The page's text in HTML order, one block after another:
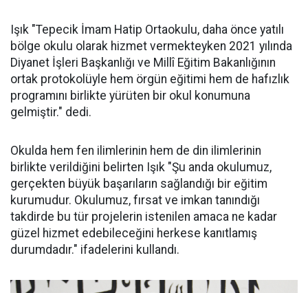
Işık "Tepecik İmam Hatip Ortaokulu, daha önce yatılı
bölge okulu olarak hizmet vermekteyken 2021 yılında
Diyanet İşleri Başkanlığı ve Millî Eğitim Bakanlığının
ortak protokolüyle hem örgün eğitimi hem de hafızlık
programını birlikte yürüten bir okul konumuna
gelmiştir." dedi.
Okulda hem fen ilimlerinin hem de din ilimlerinin
birlikte verildiğini belirten Işık "Şu anda okulumuz,
gerçekten büyük başarıların sağlandığı bir eğitim
kurumudur. Okulumuz, fırsat ve imkan tanındığı
takdirde bu tür projelerin istenilen amaca ne kadar
güzel hizmet edebileceğini herkese kanıtlamış
durumdadır." ifadelerini kullandı.